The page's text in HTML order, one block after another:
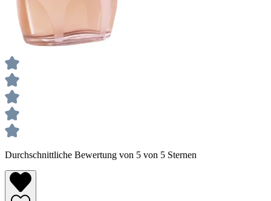
Durchschnittliche Bewertung von 5 von 5 Sternen